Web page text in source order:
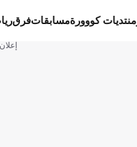
منتديات كووورةمسابقاتفرق
إعلان